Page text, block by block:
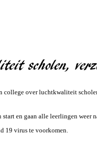
scholen,
over luchtkwaliteit
en gaan alle leerlingen
19 virus te voorkomen.